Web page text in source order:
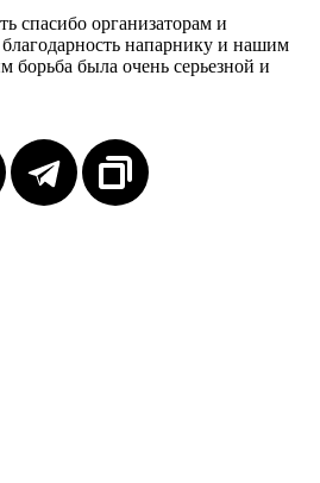
спасибо организаторам и
напарнику и нашим
борьба была очень серьезной и